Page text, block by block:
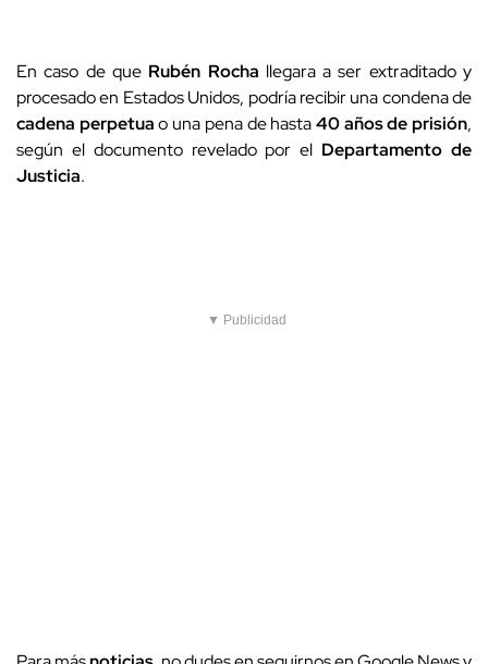
En caso de que Rubén Rocha llegara a ser extraditado y
procesado en Estados Unidos, podría recibir una condena de
cadena perpetuao una pena de hasta40 años de prisión,
según el documento revelado por el Departamento de
Justicia.
▼ Publicidad